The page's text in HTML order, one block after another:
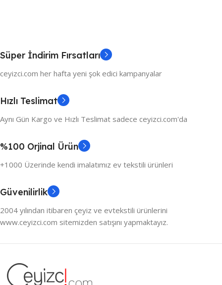
Süper İndirim Fırsatları
ceyizci.com her hafta yeni şok edici kampanyalar
Hızlı Teslimat
Aynı Gün Kargo ve Hızlı Teslimat sadece ceyizci.com'da
%100 Orjinal Ürün
+1000 Üzerinde kendi imalatımız ev tekstili ürünleri
Güvenilirlik
2004 yılından itibaren çeyiz ve evtekstili ürünlerini
www.ceyizci.com sitemizden satışını yapmaktayız.